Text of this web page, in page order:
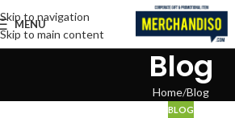
Skip to navigation
Skip to main content
MENU
Blog
Home Blog
BLOG